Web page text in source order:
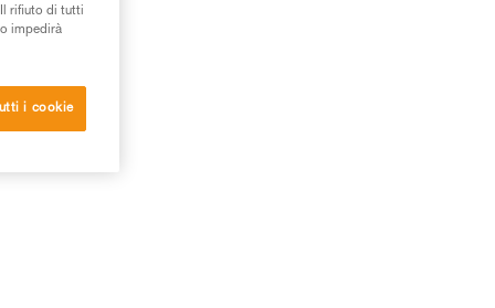
rifiuto di tutti
impedirà
i cookie